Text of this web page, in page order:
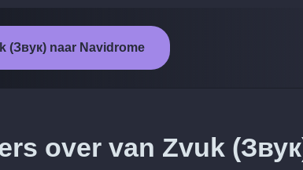
(Звук) naar Navidrome
over van Zvuk